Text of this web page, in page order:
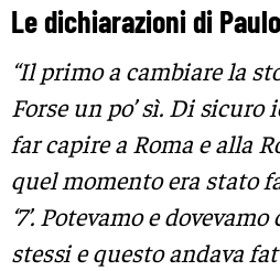
Le dichiarazioni di
“Il primo a cambiare la
Forse un po’ sì. Di
far capire a Roma e alla
quel momento era stato
‘7’. Potevamo e
stessi e questo andava